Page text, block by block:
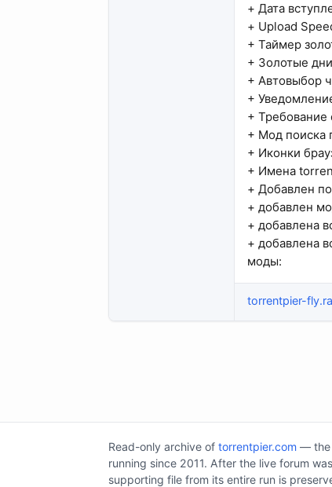
+ Дата
+ Upload
+ Таймер
+ Золотые дни
+ Автовыбор
+
+ Требование
+ Мод поиска
+ Иконки
+ Имена
+ Добавлен
+ добавлен
+ добавлена
+ добавлена
моды:
torrentpier-
Read-only archive of torrentpier.com — the
running since 2011. After the live forum
supporting file from its entire run is